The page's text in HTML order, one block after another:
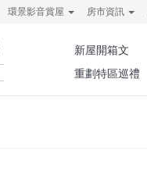
環景影音賞屋 房市資訊
新屋開箱文
重劃特區巡禮